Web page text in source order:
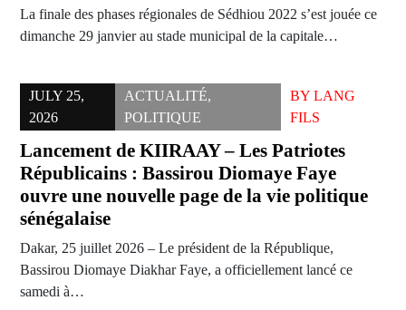
La finale des phases régionales de Sédhiou 2022 s’est jouée ce
dimanche 29 janvier au stade municipal de la capitale…
JULY 25,
2026
ACTUALITÉ,
POLITIQUE
BYLANG
FILS
Lancement de KIIRAAY – Les Patriotes
Républicains : Bassirou Diomaye Faye
ouvre une nouvelle page de la vie politique
sénégalaise
Dakar, 25 juillet 2026 – Le président de la République,
Bassirou Diomaye Diakhar Faye, a officiellement lancé ce
samedi à…